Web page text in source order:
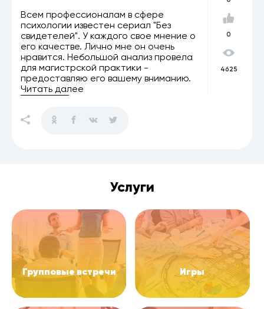
Всем профессионалам в сфере
психологии известен сериал "Без
свидетелей". У каждого свое мнение о
его качестве. Лично мне он очень
нравится. Небольшой анализ провела
для магистрской практики -
предоставляю его вашему вниманию.
Читать далее
0
4625
Услуги
Групповые встречи Игры